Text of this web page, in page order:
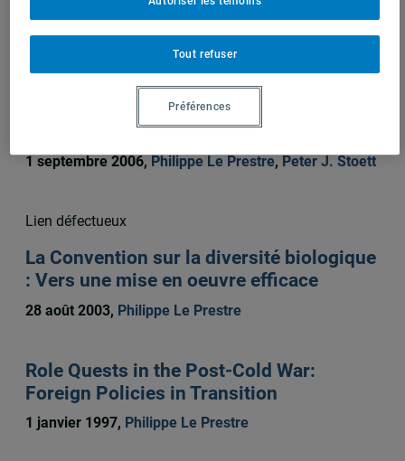
Sur le même sujet
Bilateral Ecopolitics: Continuity and
Change in Canadian-American
Environmental Relations
1 septembre 2006,Philippe Le Prestre,Peter J. Stoett
Lien défectueux
La Convention sur la diversité biologique
: Vers une mise en oeuvre efficace
28 août 2003, Philippe Le Prestre
Role Quests in the Post-Cold War:
Foreign Policies in Transition
1 janvier 1997, Philippe Le Prestre
Tout refuser
Préférences